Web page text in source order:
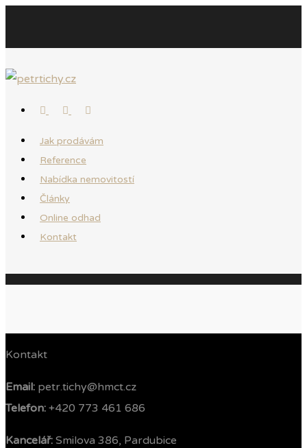
Jak prodávám
Reference
Nabídka nemovitostí
Články
Online odhad
Kontakt
Kontakt
Email: petr.tichy@hmct.cz
Telefon: ‭ +420 773 461 686‬
Kancelář: Smilova 386, Pardubice